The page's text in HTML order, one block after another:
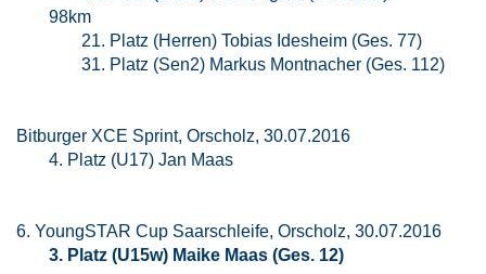
98km
21. Platz (Herren) Tobias Idesheim (Ges. 77)
31. Platz (Sen2) Markus Montnacher (Ges. 112)
Bitburger XCE Sprint, Orscholz, 30.07.2016
4. Platz (U17) Jan Maas
6. YoungSTAR Cup Saarschleife, Orscholz, 30.07.2016
3. Platz (U15w) Maike Maas (Ges. 12)